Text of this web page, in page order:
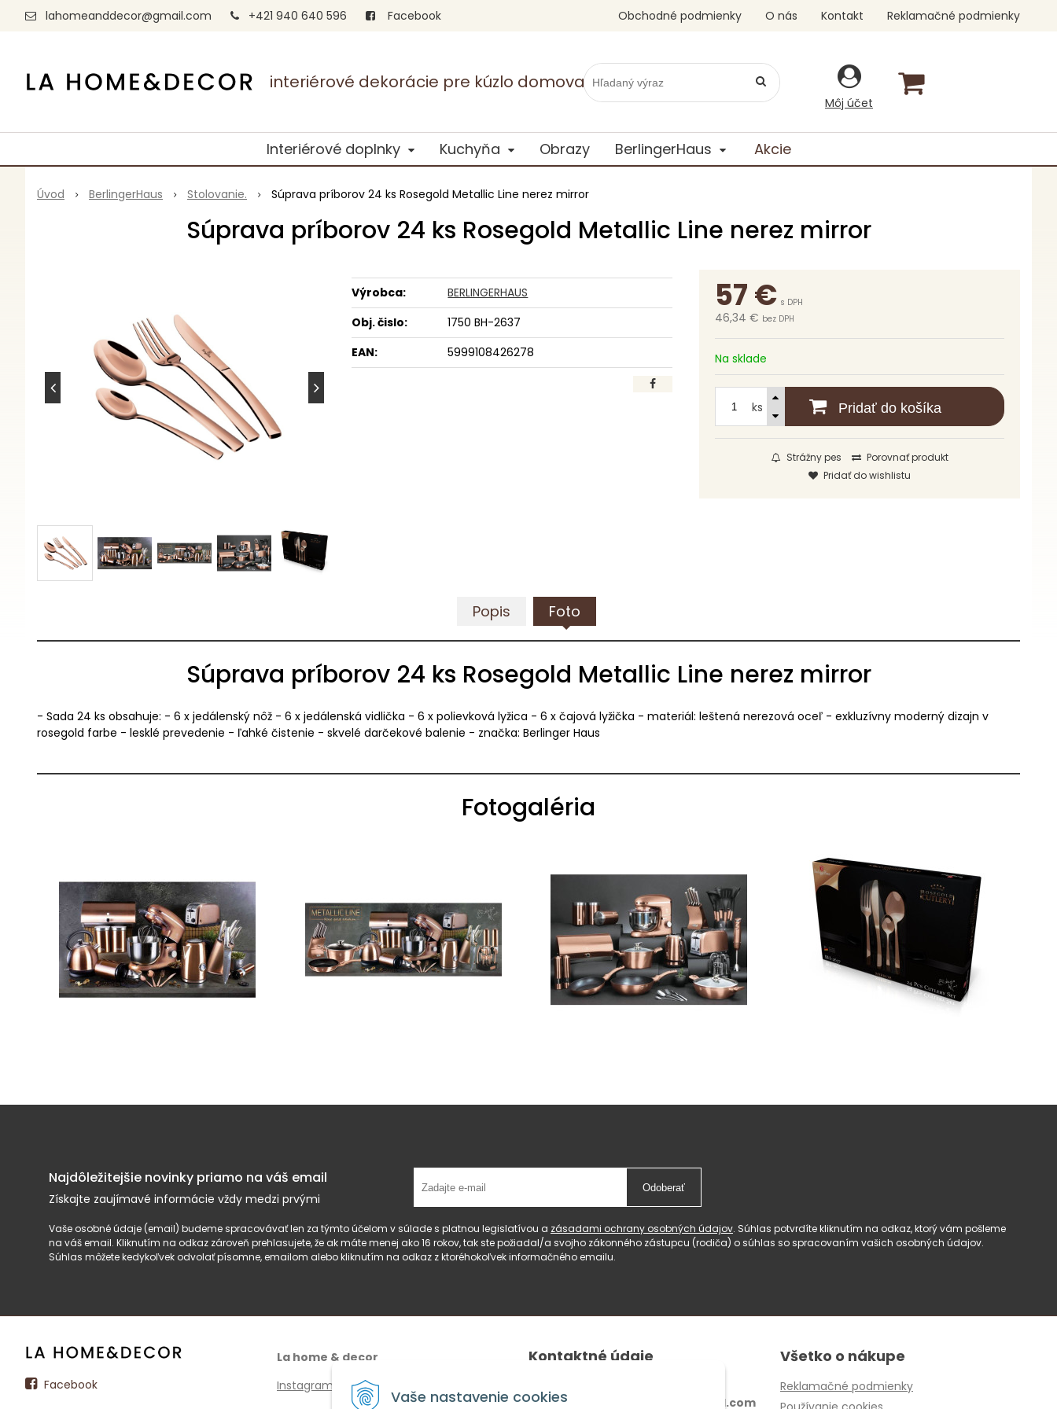
Vaše nastavenie cookies
interiérové dekorácie pre kúzlo domova
lahomeanddecor@gmail.com +421 940 640 596 Facebook
Môj účet
Obchodné podmienky O nás Kontakt Reklamačné podmienky
Interiérové doplnky Kuchyňa Obrazy BerlingerHaus Akcie
Úvod BerlingerHaus Stolovanie. Súprava príborov 24 ks Rosegold Metallic Line nerez mirror
Súprava príborov 24 ks Rosegold Metallic Line nerez mirror
57€ s DPH
46,34 € bez DPH
Na sklade
ks Pridať do košíka
Strážny pes
Porovnať produkt
Pridať do wishlistu
Výrobca:
BERLINGERHAUS
Obj. čislo:
1750 BH-2637
EAN:
5999108426278
Popis Foto
Súprava príborov 24 ks Rosegold Metallic Line nerez mirror
- Sada 24 ks obsahuje: - 6 x jedálenský nôž - 6 x jedálenská vidlička - 6 x polievková lyžica - 6 x čajová lyžička - materiál: leštená nerezová oceľ - exkluzívny moderný dizajn v
rosegold farbe - lesklé prevedenie - ľahké čistenie - skvelé darčekové balenie - značka: Berlinger Haus
Fotogaléria
Najdôležitejšie novinky priamo na váš email
Získajte zaujímavé informácie vždy medzi prvými
Odoberať
Vaše osobné údaje (email) budeme spracovávať len za týmto účelom v súlade s platnou legislatívou a zásadami ochrany osobných údajov. Súhlas potvrdíte kliknutím na odkaz, ktorý vám pošleme
na váš email. Kliknutím na odkaz zároveň prehlasujete, že ak máte menej ako 16 rokov, tak ste požiadal/a svojho zákonného zástupcu (rodiča) o súhlas so spracovaním vašich osobných údajov.
Súhlas môžete kedykoľvek odvolať písomne, emailom alebo kliknutím na odkaz z ktoréhokoľvek informačného emailu.
Facebook
La home & decor
Instagram
Kontaktné údaje
E-mail: lahomeanddecor@gmail.com
Všetko o nákupe
Reklamačné podmienky